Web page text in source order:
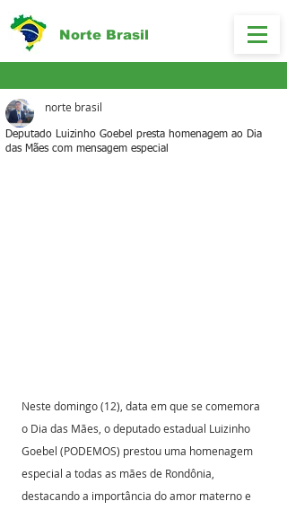
Norte Brasil
Deputado Luizinho Goebel presta homenagem ao Dia
das Mães com mensagem especial
norte brasil
Neste domingo (12), data em que se comemora
o Dia das Mães, o deputado estadual Luizinho
Goebel (PODEMOS) prestou uma homenagem
especial a todas as mães de Rondônia,
destacando a importância do amor materno e